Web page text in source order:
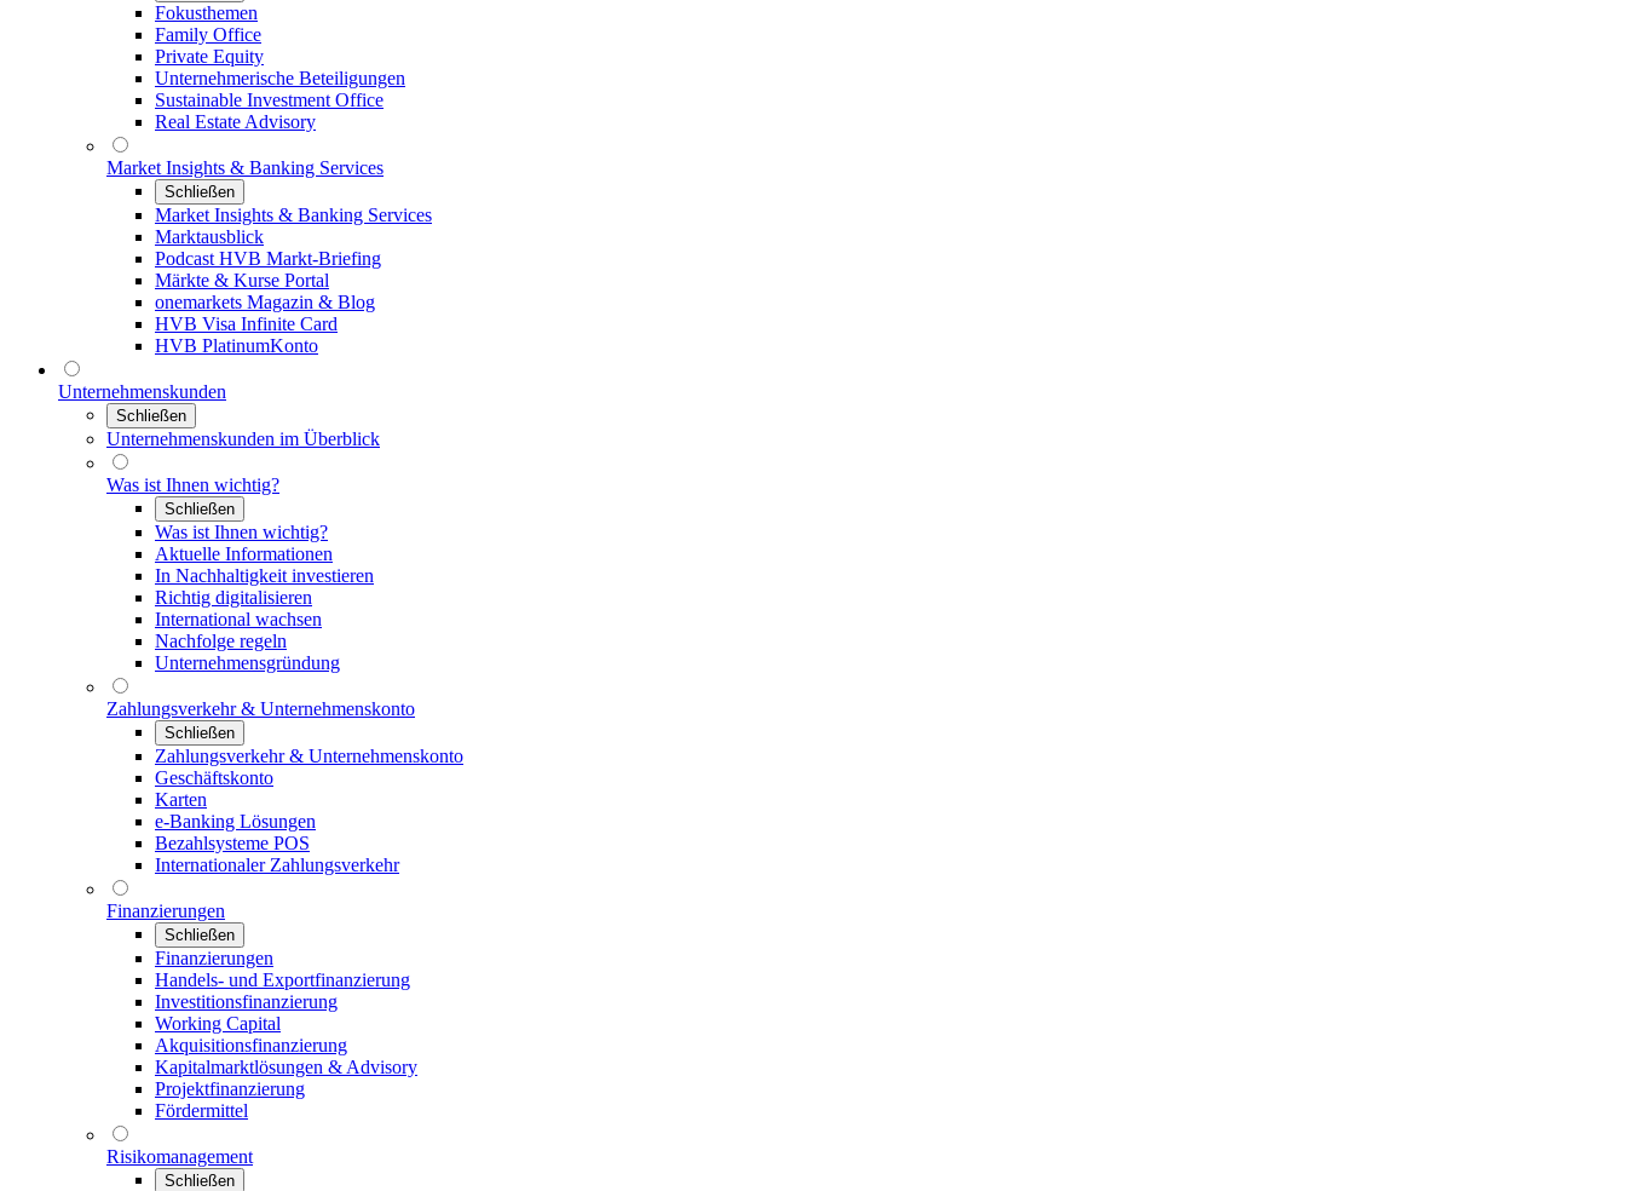
Fokusthemen
Family Office
Private Equity
Unternehmerische Beteiligungen
Sustainable Investment Office
Real Estate Advisory
Market Insights & Banking Services
Schließen
Market Insights & Banking Services
Marktausblick
Podcast HVB Markt-Briefing
Märkte & Kurse Portal
onemarkets Magazin & Blog
HVB Visa Infinite Card
HVB PlatinumKonto
Unternehmenskunden
Schließen
Unternehmenskunden im Überblick
Was ist Ihnen wichtig?
Schließen
Was ist Ihnen wichtig?
Aktuelle Informationen
In Nachhaltigkeit investieren
Richtig digitalisieren
International wachsen
Nachfolge regeln
Unternehmensgründung
Zahlungsverkehr & Unternehmenskonto
Schließen
Zahlungsverkehr & Unternehmenskonto
Geschäftskonto
Karten
e-Banking Lösungen
Bezahlsysteme POS
Internationaler Zahlungsverkehr
Finanzierungen
Schließen
Finanzierungen
Handels- und Exportfinanzierung
Investitionsfinanzierung
Working Capital
Akquisitionsfinanzierung
Kapitalmarktlösungen & Advisory
Projektfinanzierung
Fördermittel
Risikomanagement
Schließen